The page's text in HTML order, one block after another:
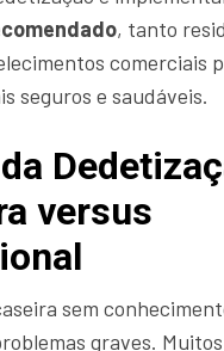
, tanto
comerciais
seguros e saudáveis.
versus
sem
graves.